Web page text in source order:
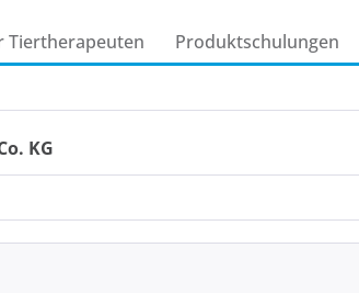
Tiertherapeuten Produkt­schulungen
KG